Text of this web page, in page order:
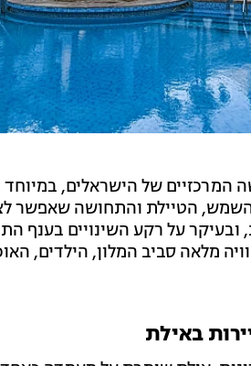
של הישראלים, במיוחד
השמש, הטיילת והתחושה שאפשר
ובעיקר על רקע השינויים בענף
מלאה סביב המלון, הילדים,
באילת